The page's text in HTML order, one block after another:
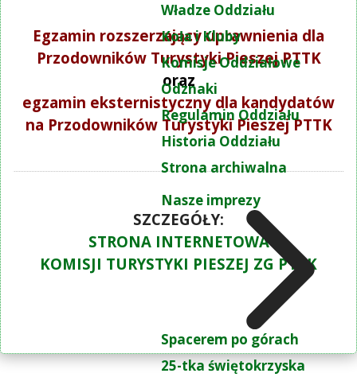
Władze Oddziału
Koła i Kluby
Komisje Oddziałowe
Odznaki
Regulamin Oddziału
Historia Oddziału
Strona archiwalna
Nasze imprezy
Spacerem po górach
25-tka świętokrzyska
Egzamin rozszerzający uprawnienia dla
Przodowników Turystyki Pieszej PTTK
oraz
egzamin eksternistyczny dla kandydatów
na Przodowników Turystyki Pieszej PTTK
SZCZEGÓŁY:
STRONA INTERNETOWA
KOMISJI TURYSTYKI PIESZEJ ZG PTTK